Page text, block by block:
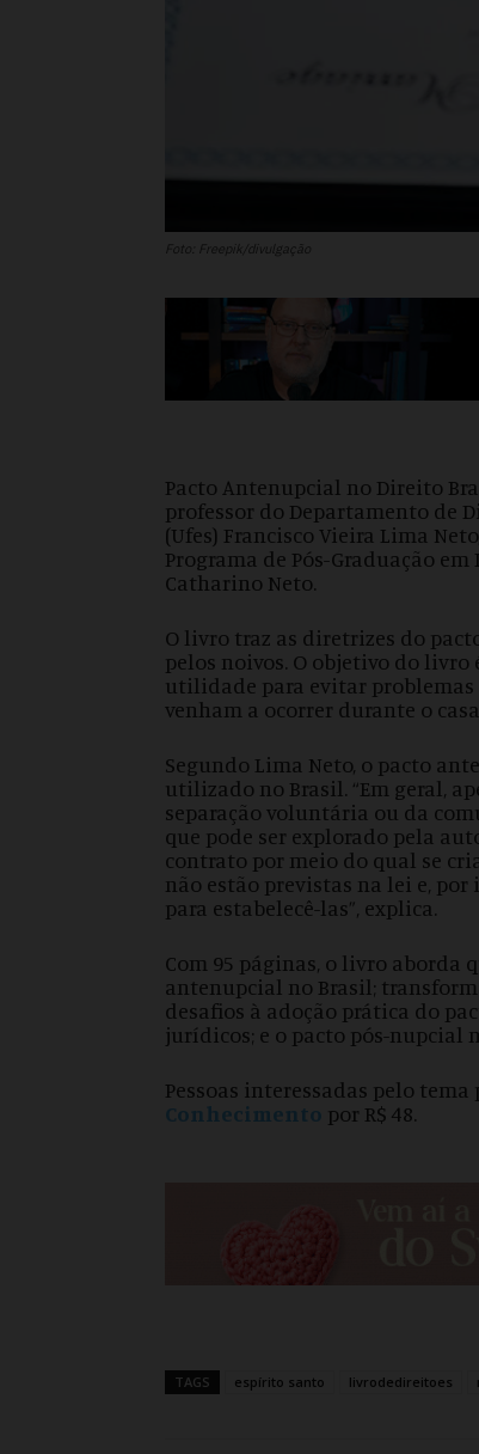
Foto: Freepik/divulgação
Pacto Antenupcial no Direito
professor do Departamento de
(Ufes) Francisco Vieira Lima
Programa de Pós-Graduação
Catharino Neto.
O livro traz as diretrizes do
pelos noivos. O objetivo do livro
utilidade para evitar problemas
venham a ocorrer durante o
Segundo Lima Neto, o pacto
utilizado no Brasil. “Em geral,
separação voluntária ou da
que pode ser explorado pela
contrato por meio do qual se
não estão previstas na lei e, por
para estabelecê-las”, explica.
Com 95 páginas, o livro aborda
antenupcial no Brasil;
desafios à adoção prática do
jurídicos; e o pacto pós-nupcial
Pessoas interessadas pelo
Conhecimento por R$ 48.
TAGS espírito santo livrodedireitoes